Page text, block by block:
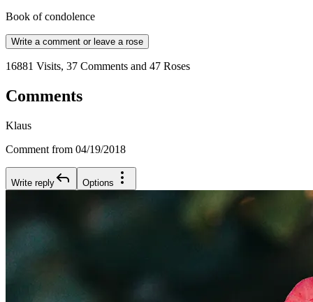
Book of condolence
Write a comment or leave a rose
16881 Visits, 37 Comments and 47 Roses
Comments
Klaus
Comment from 04/19/2018
Write reply Options